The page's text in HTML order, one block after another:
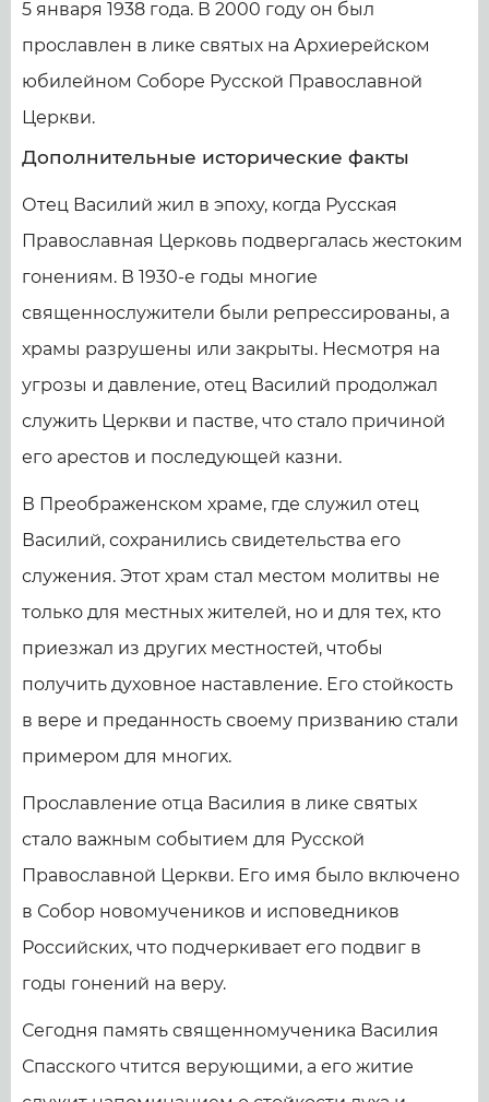
5 января 1938 года. В 2000 году он был
прославлен в лике святых на Архиерейском
юбилейном Соборе Русской Православной
Церкви.
Дополнительные исторические факты
Отец Василий жил в эпоху, когда Русская
Православная Церковь подвергалась жестоким
гонениям. В 1930-е годы многие
священнослужители были репрессированы, а
храмы разрушены или закрыты. Несмотря на
угрозы и давление, отец Василий продолжал
служить Церкви и пастве, что стало причиной
его арестов и последующей казни.
В Преображенском храме, где служил отец
Василий, сохранились свидетельства его
служения. Этот храм стал местом молитвы не
только для местных жителей, но и для тех, кто
приезжал из других местностей, чтобы
получить духовное наставление. Его стойкость
в вере и преданность своему призванию стали
примером для многих.
Прославление отца Василия в лике святых
стало важным событием для Русской
Православной Церкви. Его имя было включено
в Собор новомучеников и исповедников
Российских, что подчеркивает его подвиг в
годы гонений на веру.
Сегодня память священномученика Василия
Спасского чтится верующими, а его житие